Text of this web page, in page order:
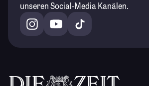
unseren Social-Media Kanälen.